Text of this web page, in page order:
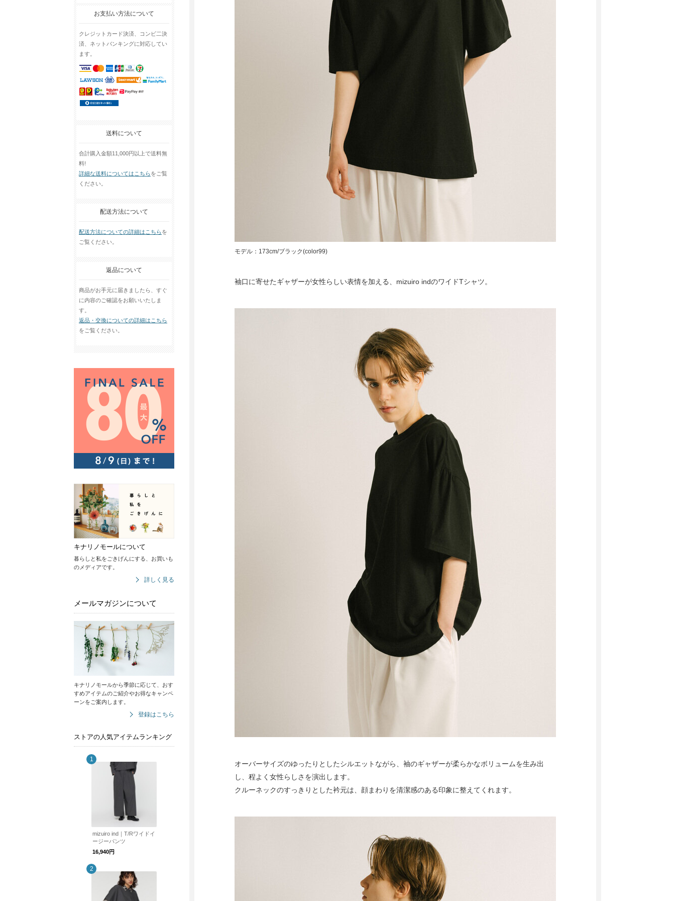
お支払い方法について
クレジットカード決済、コンビ二決
済、ネットバンキングに対応してい
ます。
送料について
合計購入金額11,000円以上で送料無
料!
詳細な送料についてはこちらをご覧
ください。
配送方法について
配送方法についての詳細はこちらを
ご覧ください。
返品について
商品がお手元に届きましたら、すぐ
に内容のご確認をお願いいたしま
す。
返品・交換についての詳細はこちら
をご覧ください。
キナリノモールについて
暮らしと私をごきげんにする、お買いも
のメディアです。
詳しく見る
メールマガジンについて
キナリノモールから季節に応じて、おす
すめアイテムのご紹介やお得なキャンペ
ーンをご案内します。
登録はこちら
ストアの人気アイテムランキング
mizuiro ind｜T/Rワイドイ
ージーパンツ
16,940円
モデル：173cm/ブラック(color99)
袖口に寄せたギャザーが女性らしい表情を加える、mizuiro indのワイドTシャツ。
オーバーサイズのゆったりとしたシルエットながら、袖のギャザーが柔らかなボリュームを生み出
し、程よく女性らしさを演出します。
クルーネックのすっきりとした衿元は、顔まわりを清潔感のある印象に整えてくれます。